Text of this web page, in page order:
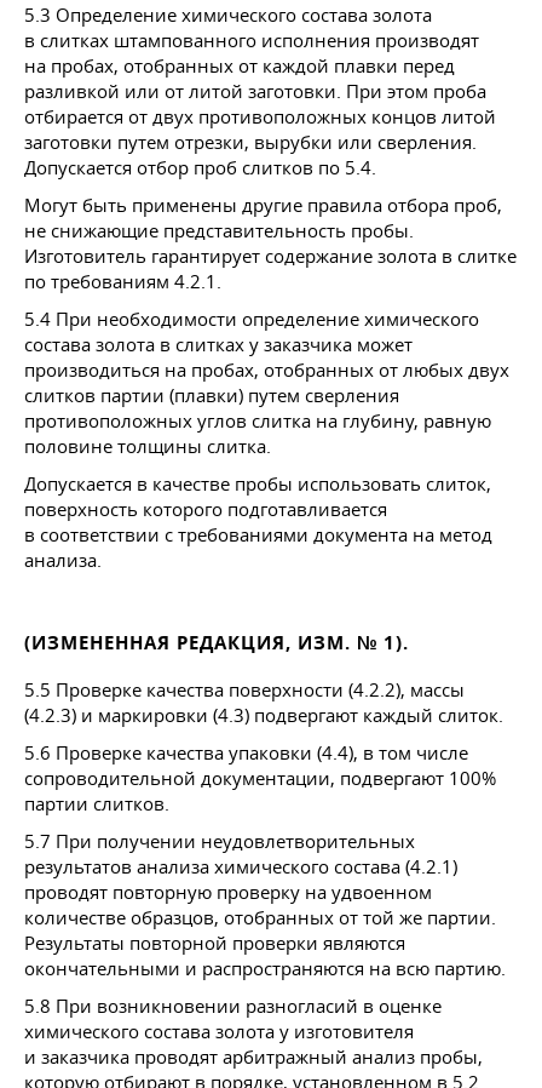
5.3 Определение химического состава золота
в слитках штампованного исполнения производят
на пробах, отобранных от каждой плавки перед
разливкой или от литой заготовки. При этом проба
отбирается от двух противоположных концов литой
заготовки путем отрезки, вырубки или сверления.
Допускается отбор проб слитков по 5.4.
Могут быть применены другие правила отбора проб,
не снижающие представительность пробы.
Изготовитель гарантирует содержание золота в слитке
по требованиям 4.2.1.
5.4 При необходимости определение химического
состава золота в слитках у заказчика может
производиться на пробах, отобранных от любых двух
слитков партии (плавки) путем сверления
противоположных углов слитка на глубину, равную
половине толщины слитка.
Допускается в качестве пробы использовать слиток,
поверхность которого подготавливается
в соответствии с требованиями документа на метод
анализа.
(ИЗМЕНЕННАЯ РЕДАКЦИЯ, ИЗМ. № 1).
5.5 Проверке качества поверхности (4.2.2), массы
(4.2.3) и маркировки (4.3) подвергают каждый слиток.
5.6 Проверке качества упаковки (4.4), в том числе
сопроводительной документации, подвергают 100%
партии слитков.
5.7 При получении неудовлетворительных
результатов анализа химического состава (4.2.1)
проводят повторную проверку на удвоенном
количестве образцов, отобранных от той же партии.
Результаты повторной проверки являются
окончательными и распространяются на всю партию.
5.8 При возникновении разногласий в оценке
химического состава золота у изготовителя
и заказчика проводят арбитражный анализ пробы,
которую отбирают в порядке, установленном в 5.2